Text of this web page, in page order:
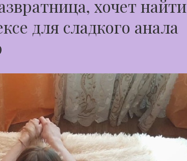
хочет найти
для сладкого анала